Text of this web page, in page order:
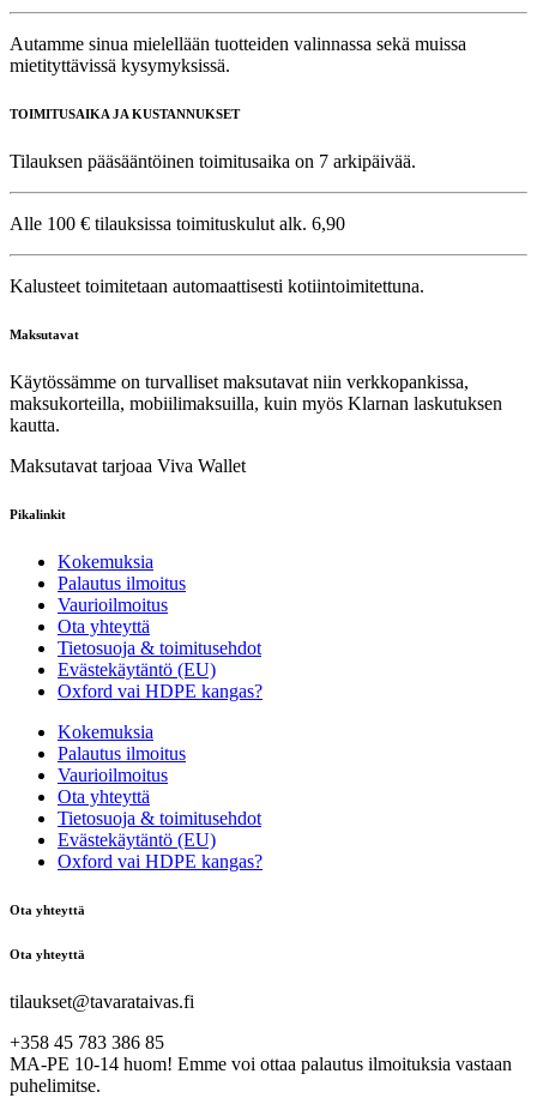
Autamme sinua mielellään tuotteiden valinnassa sekä muissa
mietityttävissä kysymyksissä.
TOIMITUSAIKA JA KUSTANNUKSET
Tilauksen pääsääntöinen toimitusaika on 7 arkipäivää.
Alle 100 € tilauksissa toimituskulut alk. 6,90
Kalusteet toimitetaan automaattisesti kotiintoimitettuna.
Maksutavat
Käytössämme on turvalliset maksutavat niin verkkopankissa,
maksukorteilla, mobiilimaksuilla, kuin myös Klarnan laskutuksen
kautta.
Maksutavat tarjoaa Viva Wallet
Pikalinkit
Kokemuksia
Palautus ilmoitus
Vaurioilmoitus
Ota yhteyttä
Tietosuoja & toimitusehdot
Evästekäytäntö (EU)
Oxford vai HDPE kangas?
Kokemuksia
Palautus ilmoitus
Vaurioilmoitus
Ota yhteyttä
Tietosuoja & toimitusehdot
Evästekäytäntö (EU)
Oxford vai HDPE kangas?
Ota yhteyttä
Ota yhteyttä
tilaukset@tavarataivas.fi
+358 45 783 386 85
MA-PE 10-14 huom! Emme voi ottaa palautus ilmoituksia vastaan
puhelimitse.